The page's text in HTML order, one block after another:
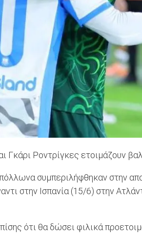
Γκάρι Ροντρίγκες ετοιμάζουν
συμπεριλήφθηκαν στην
στην Ισπανία (15/6) στην
ότι θα δώσει φιλικά